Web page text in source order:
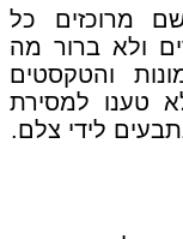
מרוכזים כל
ולא ברור מה
והטקסטים
טענו למסירת
לידי צלם.